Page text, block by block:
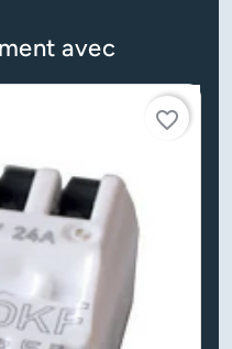
avec
favorite_border